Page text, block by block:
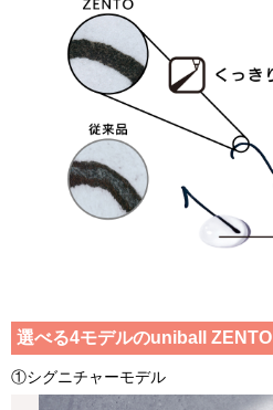
選べる4モデルのuniball ZENTO
①シグニチャーモデル